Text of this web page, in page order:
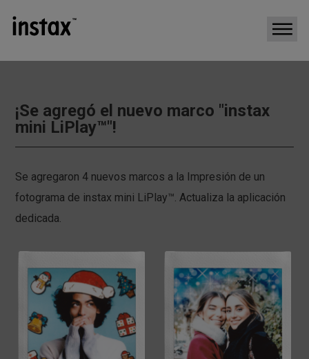
¡Se agregó el nuevo marco "instax
mini LiPlay™"!
Se agregaron 4 nuevos marcos a la Impresión de un
fotograma de instax mini LiPlay™. Actualiza la aplicación
dedicada.